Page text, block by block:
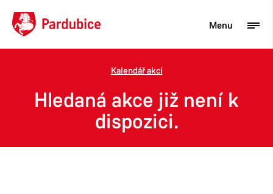
Turista
Aktuality
Kalendář akcí
Hledaná akce již není k
dispozici.
Menu